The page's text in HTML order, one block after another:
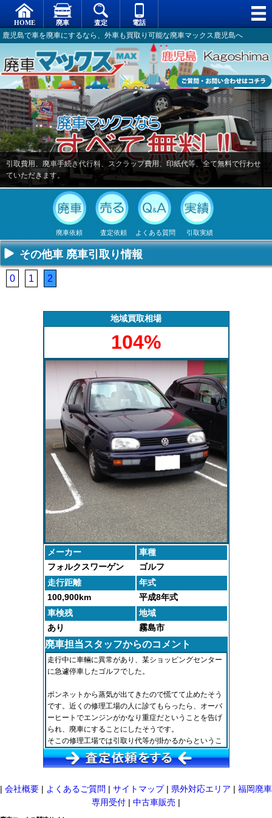
鹿児島で車を廃車にするなら、外車も買取り可能な廃車マックス鹿児島へ
引取費用、廃車手続き代行料、スクラップ費用、印紙代等、全て無料で行わせ
ていただきます。
廃車依頼
不要になった
車の廃車手続
査定依頼
専門スタッフ
がしっかりと
よくある質問
廃車全般に関
するよくある
引取実績
た車や下取り
その他車 廃車引取り情報
0 1 2
地域買取相場
104%
メーカー
車種
フォルクスワーゲン
ゴルフ
走行距離
年式
100,900km
平成8年式
車検残
地域
あり
霧島市
廃車担当スタッフからのコメント
走行中に車輛に異常があり、某ショッピングセンター
に急遽停車したゴルフでした。
ボンネットから蒸気が出てきたので慌てて止めたそう
です。近くの修理工場の人に診てもらったら、オーバ
ーヒートでエンジンがかなり重症だということを告げ
られ、廃車にすることにしたそうです。
そこの修理工場では引取り代等が掛かるからというこ
とで、無料の業者を探していてご連絡いただきまし
た。
| 会社概要 | よくあるご質問 | サイトマップ| 県外対応エリア | 福岡廃車
専用受付 | 中古車販売 |